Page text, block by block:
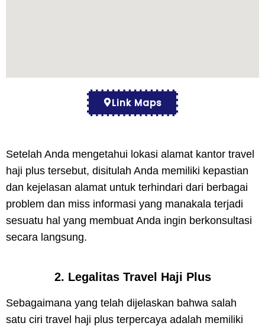
Link Maps
Setelah Anda mengetahui lokasi alamat kantor travel
haji plus tersebut, disitulah Anda memiliki kepastian
dan kejelasan alamat untuk terhindari dari berbagai
problem dan miss informasi yang manakala terjadi
sesuatu hal yang membuat Anda ingin berkonsultasi
secara langsung.
2. Legalitas Travel Haji Plus
Sebagaimana yang telah dijelaskan bahwa salah
satu ciri travel haji plus terpercaya adalah memiliki